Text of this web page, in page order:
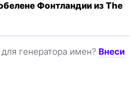
Фонтландии из The
генератора имен? Внеси